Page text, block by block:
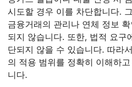
시도할 경우 이를 차단합니다.
금융거래의 관리나 연체 정보
되지 않습니다. 또한, 법적 요구
단되지 않을 수 있습니다. 따라
의 적용 범위를 정확히 이해하
니다.